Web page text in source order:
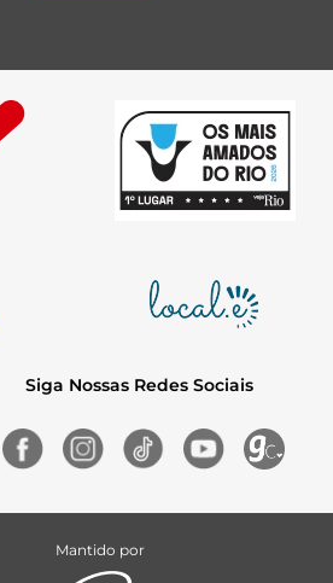
Siga Nossas Redes Sociais
Mantido por